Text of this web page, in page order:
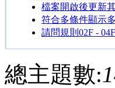
相乘檔案開啟後更新
的資料
符合多條件顯示
對應資料
請問規則02F -
總主題數: